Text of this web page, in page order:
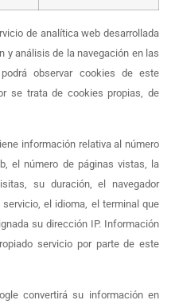
de analítica web desarrollada
y análisis de la navegación en las
observar cookies de este
se trata de cookies propias, de
información relativa al número
el número de páginas vistas, la
su duración, el navegador
el idioma, el terminal que
su dirección IP. Información
servicio por parte de este
convertirá su información en